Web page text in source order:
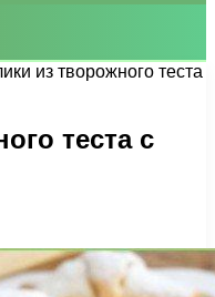
из творожного теста
теста с